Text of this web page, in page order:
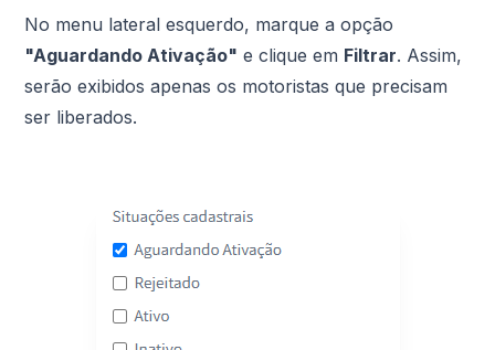
No menu lateral esquerdo, marque a opção
"Aguardando Ativação" e clique em Filtrar. Assim,
serão exibidos apenas os motoristas que precisam
ser liberados.